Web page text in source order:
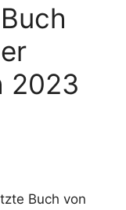
2023
Buch von